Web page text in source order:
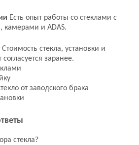
Есть опыт работы со стеклами с
камерами и ADAS.
Стоимость стекла, установки и
заранее.
от заводского брака
стекла?